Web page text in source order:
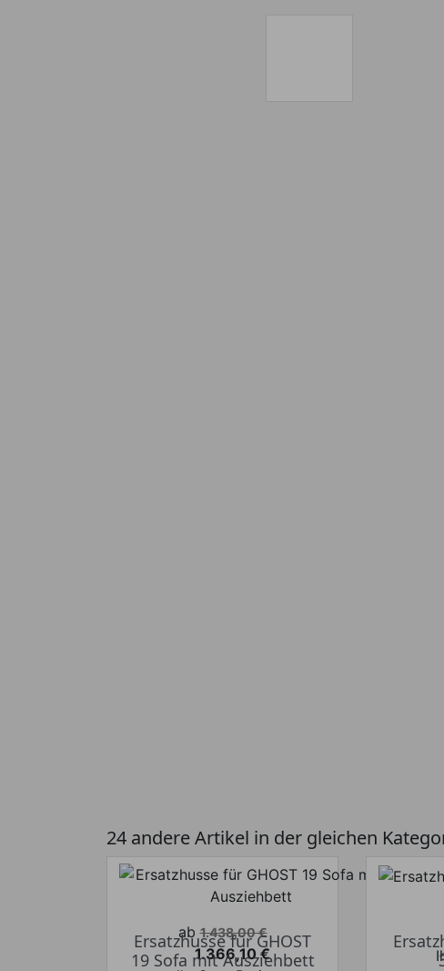
24 andere Artikel in der gleichen
Verkaufspreis
ab 1.438,00 €
Preis
1.366,10 €
Ersatzhusse für GHOST
19 Sofa mit Ausziehbett